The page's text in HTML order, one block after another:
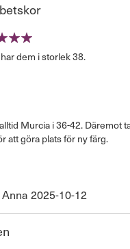
dem i storlek 38.
Murcia i 36-42. Däremot
att göra plats för ny färg.
Anna Publicerat
den
2025-10-12